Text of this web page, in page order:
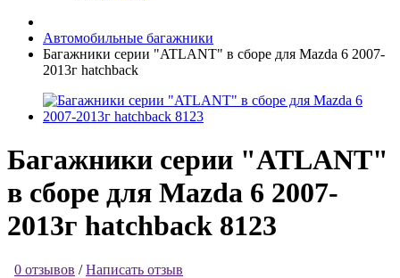
Автомобильные багажники
Багажники серии "ATLANT" в сборе для Mazda 6 2007-
2013г hatchback
Багажники серии "ATLANT"
в сборе для Mazda 6 2007-
2013г hatchback 8123
0 отзывов /Написать отзыв